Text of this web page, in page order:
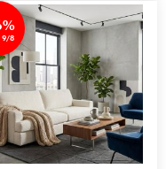
9/8